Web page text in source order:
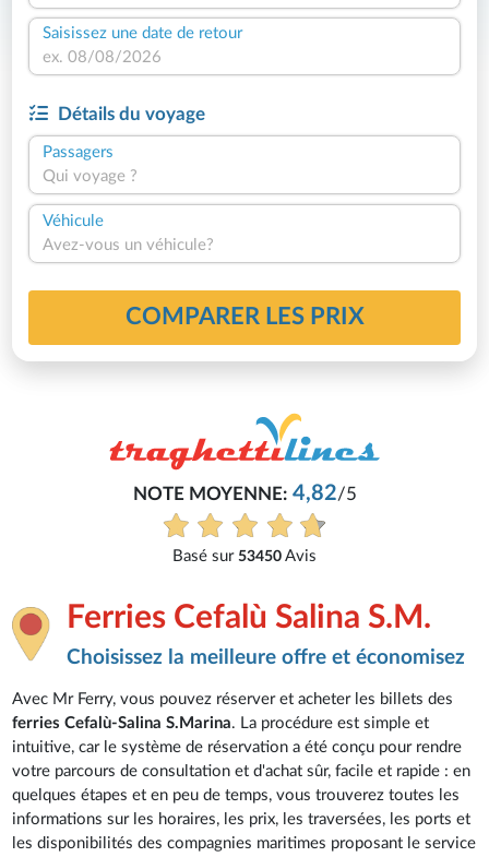
Saisissez une date de retour
Détails du voyage
Passagers
Qui voyage ?
Véhicule
Avez-vous un véhicule?
COMPARER LES PRIX
NOTE MOYENNE:4,82/5
Basé sur 53450 Avis
Ferries Cefalù Salina S.M.
Choisissez la meilleure offre et économisez
Avec Mr Ferry, vous pouvez réserver et acheter les billets des
ferries Cefalù-Salina S.Marina. La procédure est simple et
intuitive, car le système de réservation a été conçu pour rendre
votre parcours de consultation et d'achat sûr, facile et rapide : en
quelques étapes et en peu de temps, vous trouverez toutes les
informations sur les horaires, les prix, les traversées, les ports et
les disponibilités des compagnies maritimes proposant le service